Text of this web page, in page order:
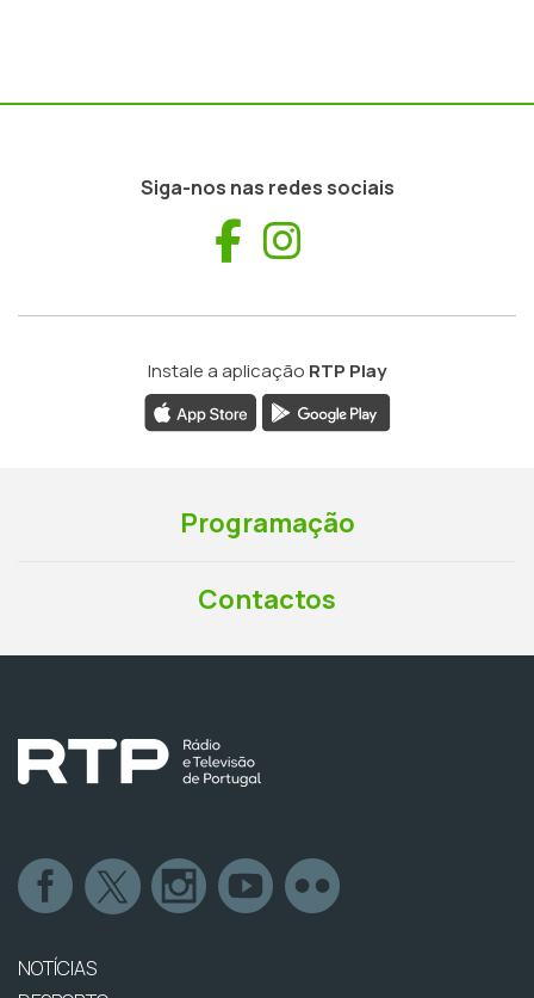
Siga-nos nas redes sociais
Facebook
Instale a aplicação RTP Play
Programação
Contactos
NOTÍCIAS